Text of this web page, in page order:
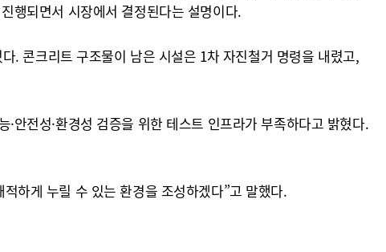
행되면서 시장에서 결정된다는 설명이다.
. 콘크리트 구조물이 남은 시설은 1차 자진철거 명령을 내렸고,
안전성·환경성 검증을 위한 테스트 인프라가 부족하다고 밝혔다.
하게 누릴 수 있는 환경을 조성하겠다”고 말했다.